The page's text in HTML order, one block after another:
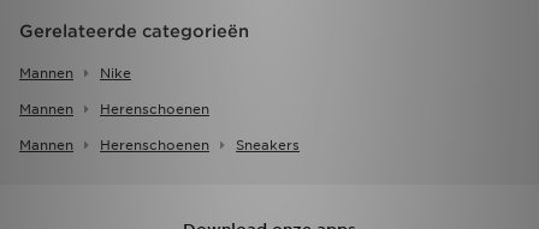
Gerelateerde categorieën
Mannen Nike
Mannen Herenschoenen
Mannen Herenschoenen Sneakers